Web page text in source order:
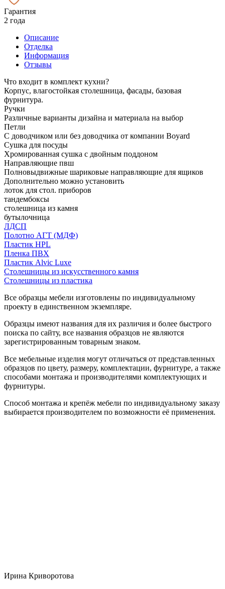
Гарантия
2 года
Описание
Отделка
Информация
Отзывы
Что входит в комплект кухни?
Корпус, влагостойкая столешница, фасады, базовая
фурнитура.
Ручки
Различные варианты дизайна и материала на выбор
Петли
С доводчиком или без доводчика от компании Boyard
Сушка для посуды
Хромированная сушка с двойным поддоном
Направляющие пвш
Полновыдвижные шариковые направляющие для ящиков
Дополнительно можно установить
лоток для стол. приборов
тандембоксы
столешница из камня
бутылочница
ЛДСП
Полотно АГТ (МДФ)
Пластик HPL
Пленка ПВХ
Пластик Alvic Luxe
Столешницы из искусственного камня
Столешницы из пластика
Все образцы мебели изготовлены по индивидуальному
проекту в единственном экземпляре.
Образцы имеют названия для их различия и более быстрого
поиска по сайту, все названия образцов не являются
зарегистрированным товарным знаком.
Все мебельные изделия могут отличаться от представленных
образцов по цвету, размеру, комплектации, фурнитуре, а также
способами монтажа и производителями комплектующих и
фурнитуры.
Способ монтажа и крепёж мебели по индивидуальному заказу
выбирается производителем по возможности её применения.
Ирина Криворотова